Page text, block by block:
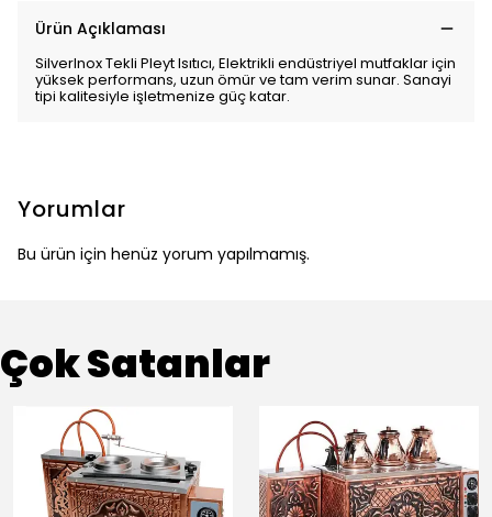
Ürün Açıklaması
SilverInox Tekli Pleyt Isıtıcı, Elektrikli endüstriyel mutfaklar için
yüksek performans, uzun ömür ve tam verim sunar. Sanayi
tipi kalitesiyle işletmenize güç katar.
Yorumlar
Bu ürün için henüz yorum yapılmamış.
Çok Satanlar